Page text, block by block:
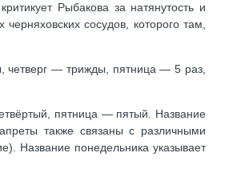
Рыбакова за натянутость и
сосудов, которого там,
четверг — трижды, пятница — 5 раз,
пятница — пятый. Название
также связаны с различными
Название понедельника указывает